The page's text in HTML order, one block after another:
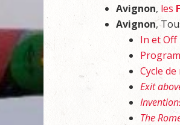
Avignon, les
Avignon,
In et Off
Cycle
Exit
The